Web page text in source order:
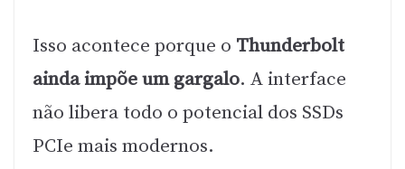
Isso acontece porque o Thunderbolt
ainda impõe um gargalo. A interface
não libera todo o potencial dos SSDs
PCIe mais modernos.